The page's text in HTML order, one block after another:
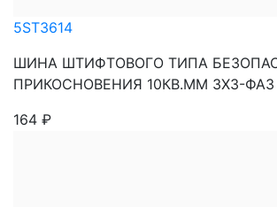
5ST3614
ШИНА ШТИФТОВОГО ТИПА
ПРИКОСНОВЕНИЯ 10КВ.ММ 3Х3-ФАЗ
164 ₽